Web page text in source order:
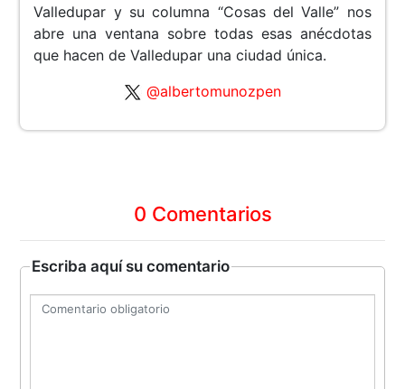
Valledupar y su columna “Cosas del Valle” nos
abre una ventana sobre todas esas anécdotas
que hacen de Valledupar una ciudad única.
@albertomunozpen
0 Comentarios
Escriba aquí su comentario